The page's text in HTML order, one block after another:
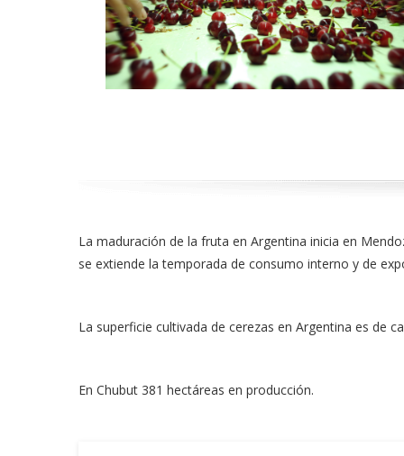
La maduración de la fruta en Argentina inicia en
se extiende la temporada de consumo interno y de
La superficie cultivada de cerezas en Argentina es de
En Chubut 381 hectáreas en producción.